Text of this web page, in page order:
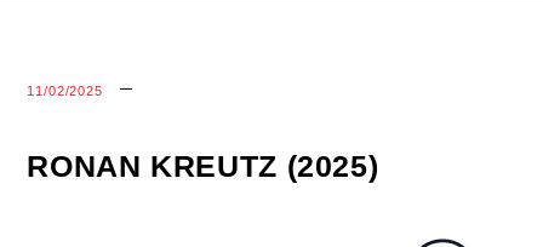
11/02/2025
RONAN KREUTZ (2025)